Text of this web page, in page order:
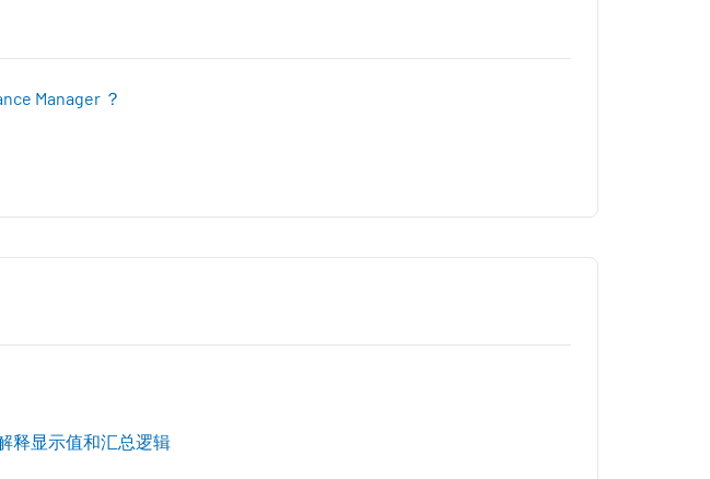
Manager ？
释显示值和汇总逻辑